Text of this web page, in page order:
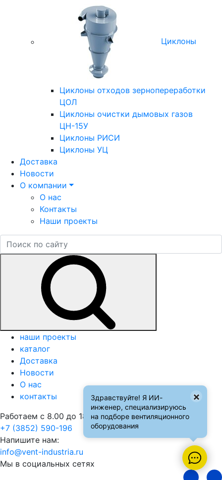
Циклоны
Циклоны отходов зернопереработки
ЦОЛ
Циклоны очистки дымовых газов
ЦН-15У
Циклоны РИСИ
Циклоны УЦ
Доставка
Новости
О компании
О нас
Контакты
Наши проекты
наши проекты
каталог
Доставка
Новости
О нас
контакты
Работаем с 8.00 до 18.00
+7 (3852) 590-196
Напишите нам:
info@vent-industria.ru
Мы в социальных сетях
Здравствуйте! Я ИИ-
инженер, специализируюсь
на подборе вентиляционного
оборудования
×